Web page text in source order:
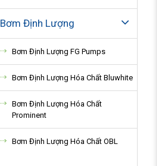
Bơm Định Lượng
Bơm Định Lượng FG Pumps
Bơm Định Lượng Hóa Chất Bluwhite
Bơm Định Lượng Hóa Chất
Prominent
Bơm Định Lượng Hóa Chất OBL